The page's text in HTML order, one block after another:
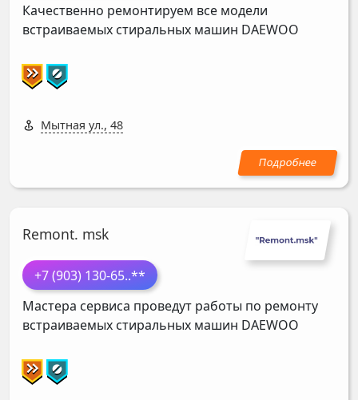
Качественно ремонтируем все модели
встраиваемых стиральных машин DAEWOO
Мытная ул., 48
Remont. msk
+7 (903) 130-65..**
Мастера сервиса проведут работы по ремонту
встраиваемых стиральных машин DAEWOO